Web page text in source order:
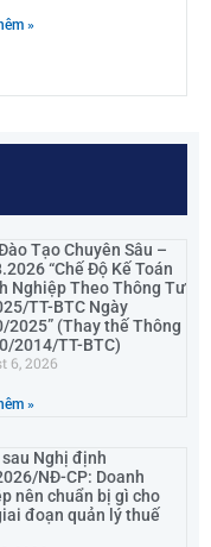
»
Tạo Chuyên Sâu –
“Chế Độ Kế Toán
Nghiệp Theo Thông Tư
TT-BTC Ngày
2025” (Thay thế Thông
2014/TT-BTC)
6, 2026
»
Nghị định
NĐ-CP: Doanh
nên chuẩn bị gì cho
đoạn quản lý thuế